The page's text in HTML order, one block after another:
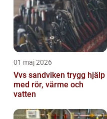
01 maj 2026
Vvs sandviken trygg hjälp
med rör, värme och
vatten